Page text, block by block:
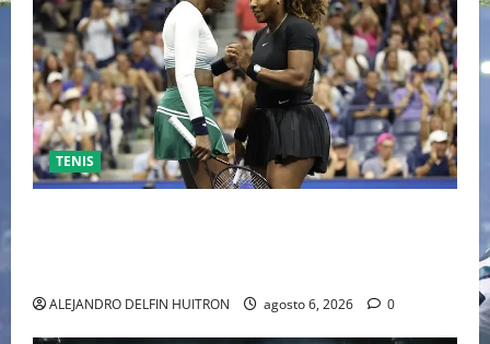
TENIS
ALEJANDRO DELFIN HUITRON agosto 6, 2026 0